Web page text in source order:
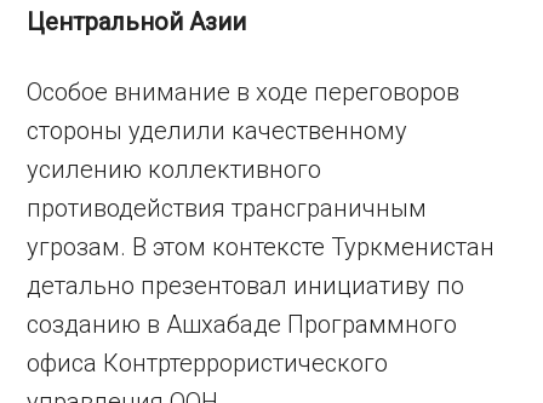
Центральной Азии
Особое внимание в ходе переговоров
стороны уделили качественному
усилению коллективного
противодействия трансграничным
угрозам. В этом контексте Туркменистан
детально презентовал инициативу по
созданию в Ашхабаде Программного
офиса Контртеррористического